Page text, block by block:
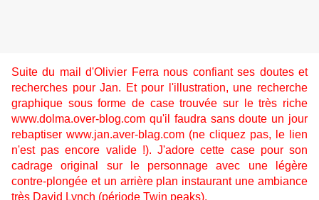
Suite du mail d'Olivier Ferra nous confiant ses doutes et
recherches pour Jan. Et pour l'illustration, une recherche
graphique sous forme de case trouvée sur le très riche
www.dolma.over-blog.com qu'il faudra sans doute un jour
rebaptiser www.jan.aver-blag.com (ne cliquez pas, le lien
n'est pas encore valide !). J'adore cette case pour son
cadrage original sur le personnage avec une légère
contre-plongée et un arrière plan instaurant une ambiance
très David Lynch (période Twin peaks).